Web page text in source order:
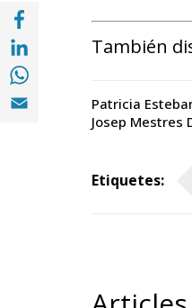
Compartir a with
Compartir a
También
Patricia
Josep Mestres
Etiquetes: